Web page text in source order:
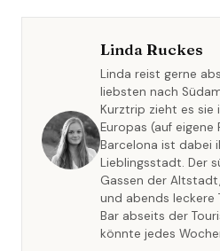
Linda Ruckes
Linda reist gerne
liebsten nach
Kurztrip zieht es sie
Europas (auf
Barcelona ist dabei
Lieblingsstadt. Der
Gassen der
und abends leckere
Bar abseits der
könnte jedes